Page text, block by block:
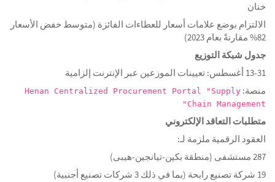
خنان
الالتزام بوضع علامات أسعار للعطاءات الفائزة (متوسط خفض الأسعار
82% مقارنةً بعام 2023)
جدول شبكة التوزيع
13-31 أغسطس: تعيينات الموزعين عبر الإنترنت إلزامية
منصة: Henan Centralized Procurement Portal "Supply
Chain Management"
متطلبات التعاقد الإلكتروني
العقود الرقمية ملزمة لـ:
287 مستشفى (منطقة بكين-تيانجين-هيبى)
19 شركة تصنيع رابحة (بما في ذلك 3 شركات تصنيع أجنبية)